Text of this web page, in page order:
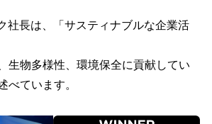
社長は、「サスティナブルな企業活
生物多様性、環境保全に貢献してい
べています。